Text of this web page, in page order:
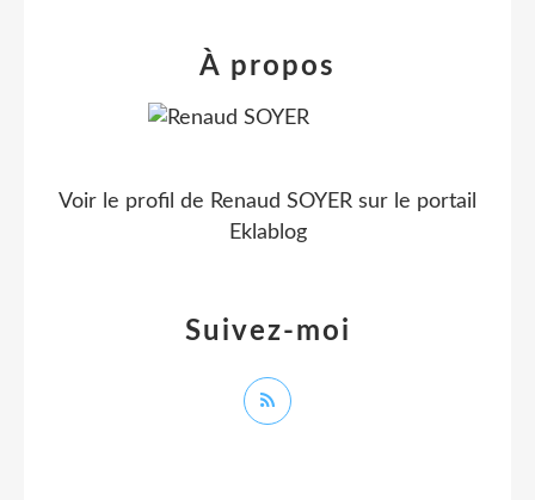
Suivez-moi
À propos
Voir le profil de Renaud SOYER sur le portail
Eklablog